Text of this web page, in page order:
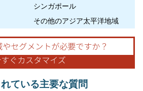
シンガポール
その他のアジア太平洋地域
ている主要な質問